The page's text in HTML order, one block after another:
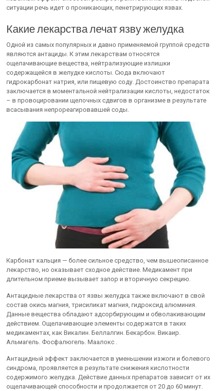
ситуации речь идет о проникающих, пенетрирующих язвах.
Какие лекарства лечат язву желудка
Одной из самых популярных и давно применяемой группой средств
являются антациды. К этим лекарствам относятся
ощелачивающие вещества, нейтрализующие излишки
содержащейся в желудке кислоты. Сюда включают
гидрокарбонат натрия, или пищевую соду. Достоинство препарата
заключается в моментальной нейтрализации кислоты, недостаток
– в провоцировании щелочных сдвигов в организме в результате
всасывания непрореагировавшей соды.
Карбонат кальция — более сильное средство, чем вышеописанное
лекарство, но оказывает сходное действие. Медикамент при
длительном приеме вызывает запор и вторичную секрецию.
Антацидные лекарства от язвы желудка также включают в свой
состав окись магния, трисиликат магния, гидроксид алюминия.
Данные вещества обладают адсорбирующим и обволакивающим
действием. Ощелачивающие элементы содержатся в таких
медикаментах, как Викалин. Беллалгин. Бекарбон. Викаир.
Альмагель. Фосфалюгель. Маалокс .
Антацидный эффект заключается в уменьшении изжоги и болевого
синдрома, проявляется в результате снижения кислотности
содержимого желудка. Действие данных препаратов зависит от их
ощелачивающей способности и продолжается от 20 до 60 минут.